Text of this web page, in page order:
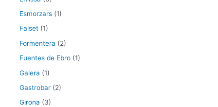
Esmorzars (1)
Falset (1)
Formentera (2)
Fuentes de Ebro (1)
Galera (1)
Gastrobar (2)
Girona (3)